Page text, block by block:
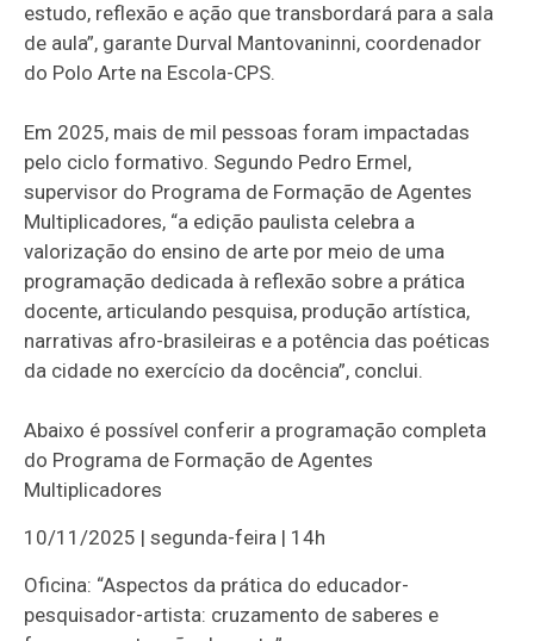
estudo, reflexão e ação que transbordará para a sala
de aula”, garante Durval Mantovaninni, coordenador
do Polo Arte na Escola-CPS.
Em 2025, mais de mil pessoas foram impactadas
pelo ciclo formativo. Segundo Pedro Ermel,
supervisor do Programa de Formação de Agentes
Multiplicadores, “a edição paulista celebra a
valorização do ensino de arte por meio de uma
programação dedicada à reflexão sobre a prática
docente, articulando pesquisa, produção artística,
narrativas afro-brasileiras e a potência das poéticas
da cidade no exercício da docência”, conclui.
Abaixo é possível conferir a programação completa
do Programa de Formação de Agentes
Multiplicadores
10/11/2025 | segunda-feira | 14h
Oficina: “Aspectos da prática do educador-
pesquisador-artista: cruzamento de saberes e